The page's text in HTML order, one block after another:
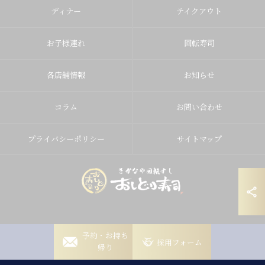
予約・お持ち
帰り
岡崎稲熊店
岡崎竜美丘店
採用フォーム
ディナー テイクアウト
お子様連れ 回転寿司
各店舗情報 お知らせ
コラム お問い合わせ
プライバシーポリシー サイトマップ
© 2026 愛知県岡崎の寿司ならおしどり寿司 ALL RIGHTS RESERVED.